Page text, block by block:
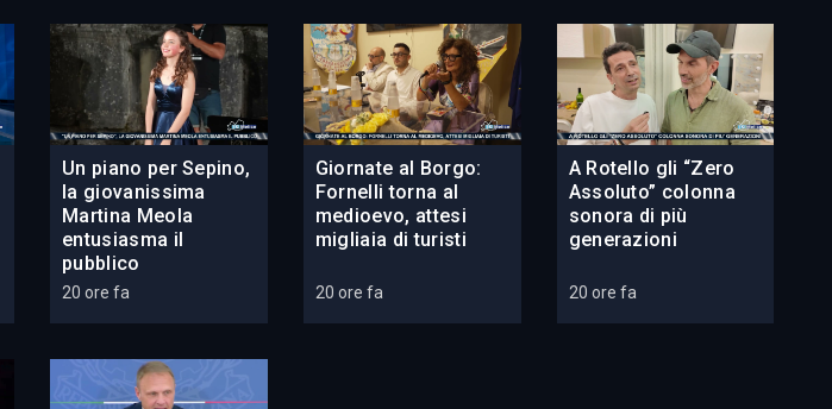
Un piano per Sepino,
la giovanissima
Martina Meola
entusiasma il
pubblico
20 ore fa
Giornate al Borgo:
Fornelli torna al
medioevo, attesi
migliaia di turisti
20 ore fa
A Rotello gli “Zero
Assoluto” colonna
sonora di più
generazioni
20 ore fa